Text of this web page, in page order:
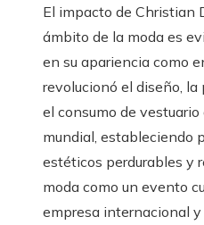
El impacto de Christian
ámbito de la moda es
en su apariencia como
revolucionó el diseño, la
el consumo de vestuario
mundial, estableciendo
estéticos perdurables y
moda como un evento
empresa internacional y